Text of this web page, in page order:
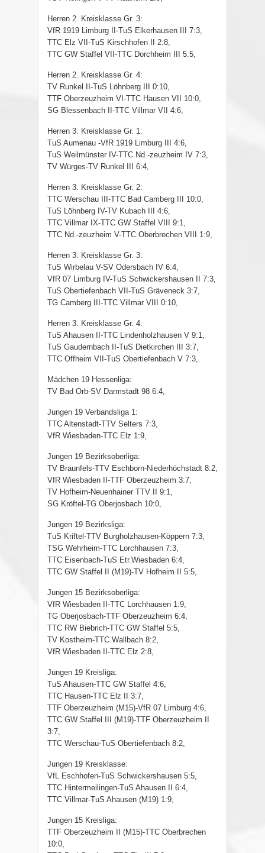
Herren 2. Kreisklasse Gr. 3:
VfR 1919 Limburg II-TuS Elkerhausen III 7:3,
TTC Elz VII-TuS Kirschhofen II 2:8,
TTC GW Staffel VII-TTC Dorchheim III 5:5,
Herren 2. Kreisklasse Gr. 4:
TV Runkel II-TuS Löhnberg III 0:10,
TTF Oberzeuzheim VI-TTC Hausen VII 10:0,
SG Blessenbach II-TTC Villmar VII 4:6,
Herren 3. Kreisklasse Gr. 1:
TuS Aumenau -VfR 1919 Limburg III 4:6,
TuS Weilmünster IV-TTC Nd.-zeuzheim IV 7:3,
TV Würges-TV Runkel III 6:4,
Herren 3. Kreisklasse Gr. 2:
TTC Werschau III-TTC Bad Camberg III 10:0,
TuS Löhnberg IV-TV Kubach III 4:6,
TTC Villmar IX-TTC GW Staffel VIII 9:1,
TTC Nd.-zeuzheim V-TTC Oberbrechen VIII 1:9,
Herren 3. Kreisklasse Gr. 3:
TuS Wirbelau V-SV Odersbach IV 6:4,
VfR 07 Limburg IV-TuS Schwickershausen II 7:3,
TuS Obertiefenbach VII-TuS Gräveneck 3:7,
TG Camberg III-TTC Villmar VIII 0:10,
Herren 3. Kreisklasse Gr. 4:
TuS Ahausen II-TTC Lindenholzhausen V 9:1,
TuS Gaudernbach II-TuS Dietkirchen III 3:7,
TTC Offheim VII-TuS Obertiefenbach V 7:3,
Mädchen 19 Hessenliga:
TV Bad Orb-SV Darmstadt 98 6:4,
Jungen 19 Verbandsliga 1:
TTC Altenstadt-TTV Selters 7:3,
VfR Wiesbaden-TTC Elz 1:9,
Jungen 19 Bezirksoberliga:
TV Braunfels-TTV Eschborn-Niederhöchstadt 8:2,
VfR Wiesbaden II-TTF Oberzeuzheim 3:7,
TV Hofheim-Neuenhainer TTV II 9:1,
SG Kröftel-TG Oberjosbach 10:0,
Jungen 19 Bezirksliga:
TuS Kriftel-TTV Burgholzhausen-Köppern 7:3,
TSG Wehrheim-TTC Lorchhausen 7:3,
TTC Eisenbach-TuS Etr.Wiesbaden 6:4,
TTC GW Staffel II (M19)-TV Hofheim II 5:5,
Jungen 15 Bezirksoberliga:
VfR Wiesbaden II-TTC Lorchhausen 1:9,
TG Oberjosbach-TTF Oberzeuzheim 6:4,
TTC RW Biebrich-TTC GW Staffel 5:5,
TV Kostheim-TTC Wallbach 8:2,
VfR Wiesbaden II-TTC Elz 2:8,
Jungen 19 Kreisliga:
TuS Ahausen-TTC GW Staffel 4:6,
TTC Hausen-TTC Elz II 3:7,
TTF Oberzeuzheim (M15)-VfR 07 Limburg 4:6,
TTC GW Staffel III (M19)-TTF Oberzeuzheim II
3:7,
TTC Werschau-TuS Obertiefenbach 8:2,
Jungen 19 Kreisklasse:
VfL Eschhofen-TuS Schwickershausen 5:5,
TTC Hintermeilingen-TuS Ahausen II 6:4,
TTC Villmar-TuS Ahausen (M19) 1:9,
Jungen 15 Kreisliga:
TTF Oberzeuzheim II (M15)-TTC Oberbrechen
10:0,